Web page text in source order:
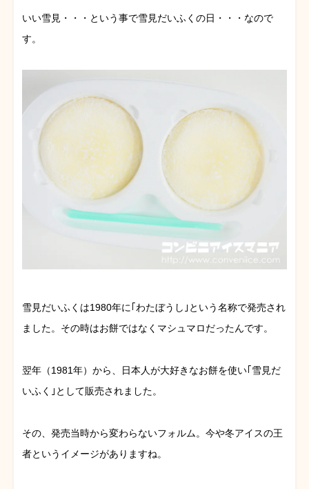
いい雪見・・・という事で雪見だいふくの日・・・なので
す。
雪見だいふくは1980年に｢わたぼうし｣という名称で発売され
ました。その時はお餅ではなくマシュマロだったんです。
翌年（1981年）から、日本人が大好きなお餅を使い｢雪見だ
いふく｣として販売されました。
その、発売当時から変わらないフォルム。今や冬アイスの王
者というイメージがありますね。